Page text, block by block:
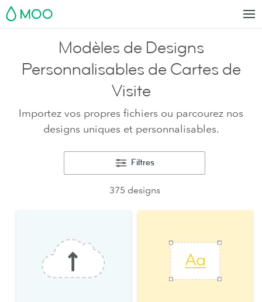
MOO
Modèles de Designs
Personnalisables de Cartes de
Visite
Importez vos propres fichiers ou parcourez nos
designs uniques et personnalisables.
Filtres
375 designs